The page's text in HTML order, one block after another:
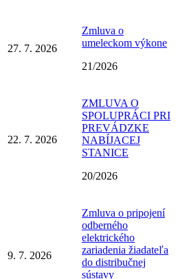
27. 7. 2026
Zmluva o
umeleckom výkone
21/2026
22. 7. 2026
ZMLUVA O
SPOLUPRÁCI PRI
PREVÁDZKE
NABÍJACEJ
STANICE
20/2026
9. 7. 2026
Zmluva o pripojení
odberného
elektrického
zariadenia žiadateľa
do distribučnej
sústavy